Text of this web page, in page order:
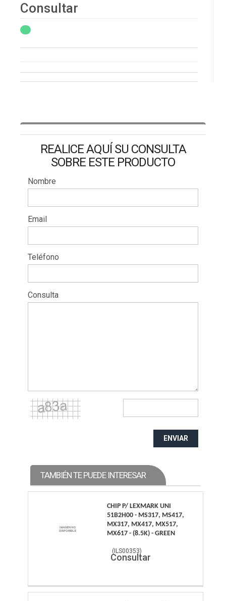
Consultar
REALICE AQUÍ SU CONSULTA
SOBRE ESTE PRODUCTO
Nombre
Email
Teléfono
Consulta
ENVIAR
TAMBIÉN TE PUEDE INTERESAR
CHIP P/ LEXMARK UNI
51B2H00 - MS317, MS417,
MX317, MX417, MX517,
MX617 - (8.5K) - GREEN
( ILS00353)
Consultar